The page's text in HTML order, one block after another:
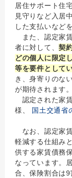
居住サポート住
見守りなど入居
した支払いなど
また、認定家
者に対して、契
どの個人に限定
等を要件として
き、身寄りのな
が期待されます。
認定された家
様、 国土交通省
なお、認定家
軽減する仕組み
供する家賃債務
なっています。
合、保険割合は9